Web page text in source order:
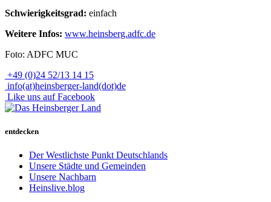
Schwierigkeitsgrad: einfach
Weitere Infos: www.heinsberg.adfc.de
Foto: ADFC MUC
+49 (0)24 52/13 14 15
info(at)heinsberger-land(dot)de
Like uns auf Facebook
entdecken
Der Westlichste Punkt Deutschlands
Unsere Städte und Gemeinden
Unsere Nachbarn
Heinslive.blog